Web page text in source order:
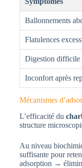
Ballonnements
Flatulences
Digestion difficile
Inconfort après
Mécanismes
L’efficacité du
structure
Au niveau
suffisante pour
adsorption →